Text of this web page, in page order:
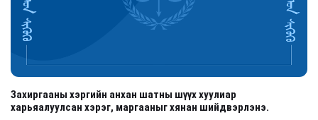
Захиргааны хэргийн анхан шатны шүүх хуулиар
харьяалуулсан хэрэг, маргааныг хянан шийдвэрлэнэ.